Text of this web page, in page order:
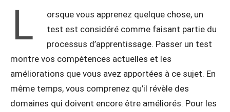
L
orsque vous apprenez quelque chose, un
test est considéré comme faisant partie du
processus d’apprentissage. Passer un test
montre vos compétences actuelles et les
améliorations que vous avez apportées à ce sujet. En
même temps, vous comprenez qu’il révèle des
domaines qui doivent encore être améliorés. Pour les